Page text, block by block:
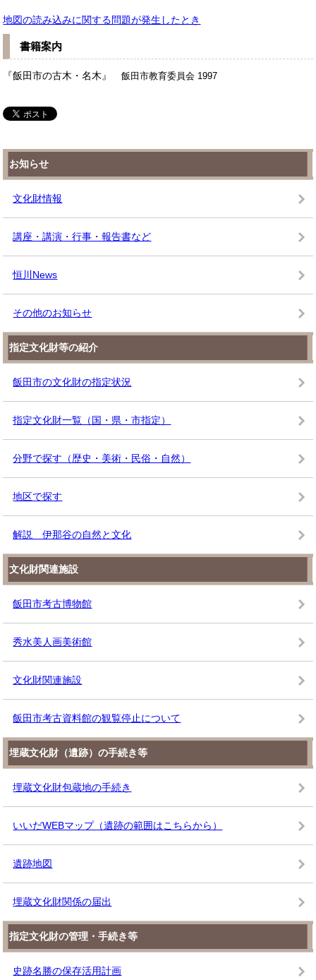
地図の読み込みに関する問題が発生したとき
書籍案内
『飯田市の古木・名木』飯田市教育委員会 1997
お知らせ
文化財情報
講座・講演・行事・報告書など
恒川News
その他のお知らせ
指定文化財等の紹介
飯田市の文化財の指定状況
指定文化財一覧（国・県・市指定）
分野で探す（歴史・美術・民俗・自然）
地区で探す
解説 伊那谷の自然と文化
文化財関連施設
飯田市考古博物館
秀水美人画美術館
文化財関連施設
飯田市考古資料館の観覧停止について
埋蔵文化財（遺跡）の手続き等
埋蔵文化財包蔵地の手続き
いいだWEBマップ（遺跡の範囲はこちらから）
遺跡地図
埋蔵文化財関係の届出
指定文化財の管理・手続き等
史跡名勝の保存活用計画